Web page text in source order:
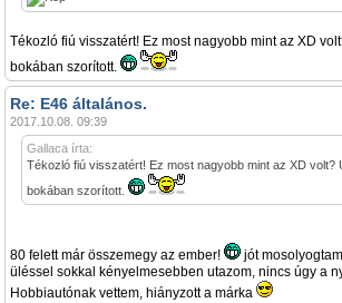
Tékozló fiú visszatért! Ez most nagyobb mint az XD
bokában szorított.
Re: E46 általános.
2017.10.08. 09:39
Gallaca írta:
Tékozló fiú visszatért! Ez most nagyobb mint az XD volt?
bokában szorított.
80 felett már összemegy az ember!
jót
üléssel sokkal kényelmesebben utazom, nincs úgy a
Hobbiautónak vettem, hiányzott a márka